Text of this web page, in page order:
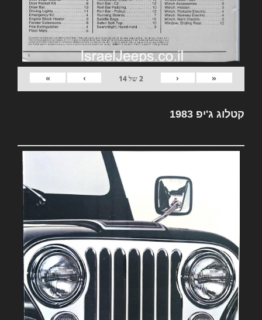
«
‹
2של14
›
»
קטלוג ג'יפ 1983